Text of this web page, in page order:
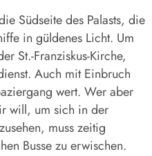
Südseite des Palasts, die
in güldenes Licht. Um
St.-Franziskus-Kirche,
Auch mit Einbruch
wert. Wer aber
will, um sich in der
muss zeitig
Busse zu erwischen.